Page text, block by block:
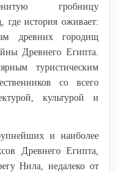
гробницу
история оживает:
древних городищ
Древнего Египта.
туристическим
со всего
культурой и
и наиболее
Древнего Египта,
Нила, недалеко от